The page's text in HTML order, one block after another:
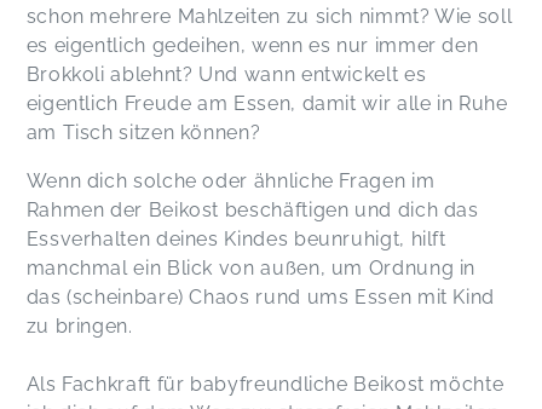
schon mehrere Mahlzeiten zu sich nimmt? Wie soll
es eigentlich gedeihen, wenn es nur immer den
Brokkoli ablehnt? Und wann entwickelt es
eigentlich Freude am Essen, damit wir alle in Ruhe
am Tisch sitzen können?
Wenn dich solche oder ähnliche Fragen im
Rahmen der Beikost beschäftigen und dich das
Essverhalten deines Kindes beunruhigt, hilft
manchmal ein Blick von außen, um Ordnung in
das (scheinbare) Chaos rund ums Essen mit Kind
zu bringen.
Als Fachkraft für babyfreundliche Beikost möchte